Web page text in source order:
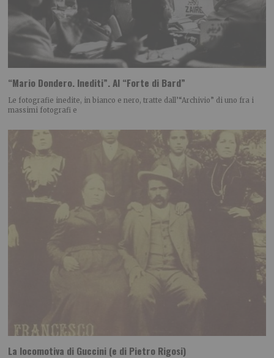
“Mario Dondero. Inediti”. Al “Forte di Bard”
Le fotografie inedite, in bianco e nero, tratte dall’“Archivio” di uno fra i
massimi fotografi e
La locomotiva di Guccini (e di Pietro Rigosi)